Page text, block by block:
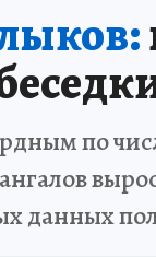
НА САЙТЕ
по
данных